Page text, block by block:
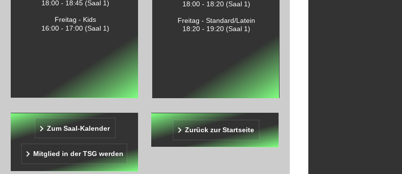
18:00 - 18:45 (Saal 1)
Freitag - Kids
16:00 - 17:00 (Saal 1)
18:00 - 18:20 (Saal 1)
Freitag - Standard/Latein
18:20 - 19:20 (Saal 1)
Zum Saal-Kalender
Mitglied in der TSG werden
Zurück zur Startseite